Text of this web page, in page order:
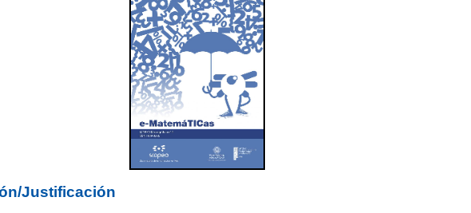
Justificación